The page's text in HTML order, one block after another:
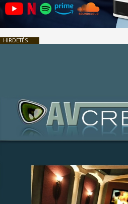
HIRDETÉS